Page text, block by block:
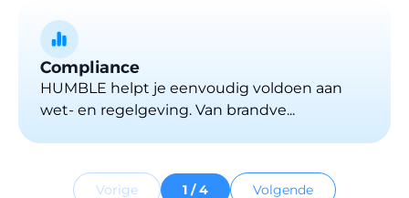
Compliance
HUMBLE helpt je eenvoudig voldoen aan
wet- en regelgeving. Van brandve...
Vorige 1 / 4 Volgende